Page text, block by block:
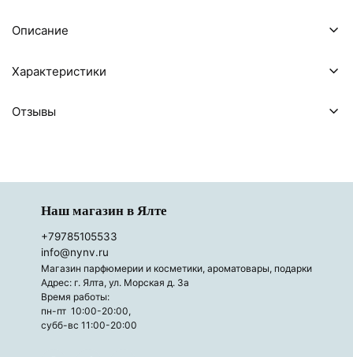
Описание
Характеристики
Отзывы
Наш магазин в Ялте
+79785105533
info@nynv.ru
Магазин парфюмерии и косметики, ароматовары, подарки
Адрес: г. Ялта, ул. Морская д. 3а
Время работы:
пн-пт 10:00-20:00,
субб-вс 11:00-20:00